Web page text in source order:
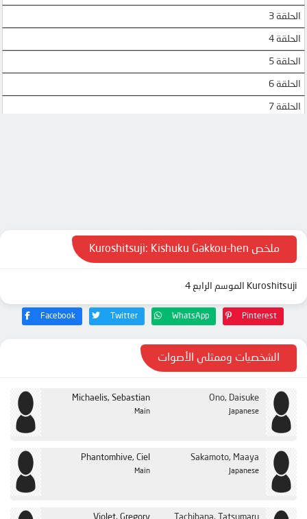
الحلقة 3
الحلقة 4
الحلقة 5
الحلقة 6
الحلقة 7
ملخص Kuroshitsuji: Kishuku Gakkou-hen
Kuroshitsuji الموسم الرابع 4
Facebook Twitter WhatsApp Pinterest
الشخصيات وممثلي الأصوات
Michaelis, Sebastian
Main
Ono, Daisuke
Japanese
Phantomhive, Ciel
Main
Sakamoto, Maaya
Japanese
Violet, Gregory Tachibana, Tatsumaru